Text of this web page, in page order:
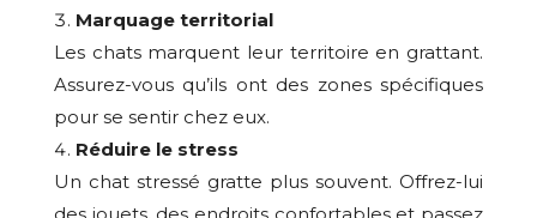
Marquage territorial
Les chats marquent leur territoire en grattant.
Assurez-vous qu’ils ont des zones spécifiques
pour se sentir chez eux.
Réduire le stress
Un chat stressé gratte plus souvent. Offrez-lui